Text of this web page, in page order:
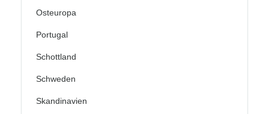
Osteuropa
Portugal
Schottland
Schweden
Skandinavien